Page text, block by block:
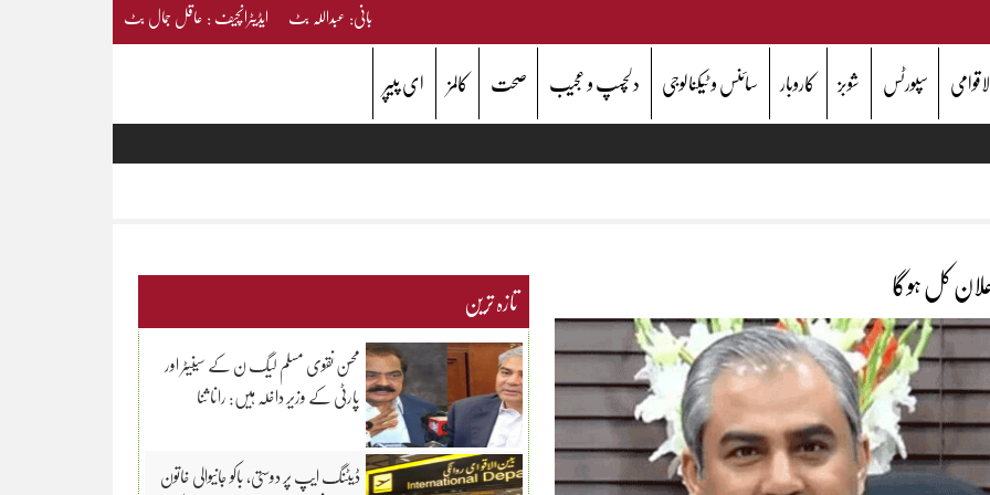
بانی: عبداللہ بٹ ایڈیٹرانچیف : عاقل جمال بٹ
سپورٹس شوبز کاروبار سائنس و ٹیکنالوجی دلچسپ و عجیب صحت کالمز ای پیپر
کل ہوگا تازہ ترین
محسن نقوی مسلم لیگ ن کے سینیٹر اور
پارٹی کے وزیر داخلہ ہیں: رانا ثنا
ڈیٹنگ ایپ پر دوستی، باکو جانیوالی خاتون